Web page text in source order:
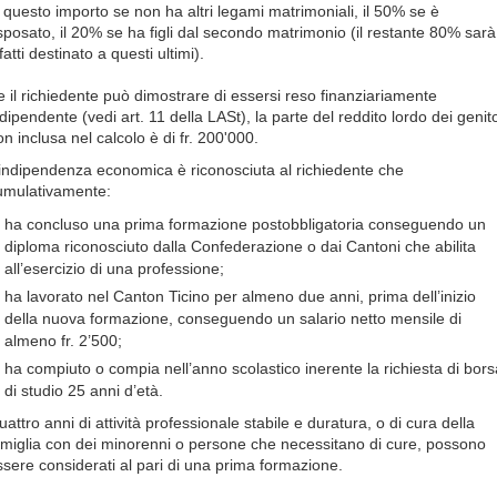
questo importo se non ha altri legami matrimoniali, il 50% se è
il 20% se ha figli dal secondo matrimonio (il restante 80% sarà
destinato a questi ultimi).
il richiedente può dimostrare di essersi reso finanziariamente
(vedi art. 11 della LASt), la parte del reddito lordo dei
inclusa nel calcolo è di fr. 200'000.
economica è riconosciuta al richiedente che
ha concluso una prima formazione postobbligatoria conseguendo un
diploma riconosciuto dalla Confederazione o dai Cantoni che abilita
all’esercizio di una professione;
ha lavorato nel Canton Ticino per almeno due anni, prima dell’inizio
della nuova formazione, conseguendo un salario netto mensile di
almeno fr. 2’500;
ha compiuto o compia nell’anno scolastico inerente la richiesta di
di studio 25 anni d’età.
anni di attività professionale stabile e duratura, o di cura della
con dei minorenni o persone che necessitano di cure, possono
considerati al pari di una prima formazione.